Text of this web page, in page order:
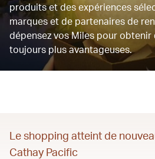
produits et des expériences
marques et de partenaires de
dépensez vos Miles pour
toujours plus avantageuses.
Le shopping atteint de
Cathay Pacific